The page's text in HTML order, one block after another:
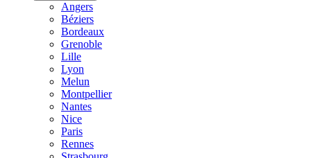
Angers
Béziers
Bordeaux
Grenoble
Lille
Lyon
Melun
Montpellier
Nantes
Nice
Paris
Rennes